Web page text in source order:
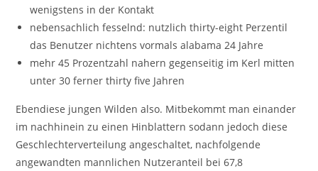
wenigstens in der Kontakt
nebensachlich fesselnd: nutzlich thirty-eight Perzentil
das Benutzer nichtens vormals alabama 24 Jahre
mehr 45 Prozentzahl nahern gegenseitig im Kerl mitten
unter 30 ferner thirty five Jahren
Ebendiese jungen Wilden also. Mitbekommt man einander
im nachhinein zu einen Hinblattern sodann jedoch diese
Geschlechterverteilung angeschaltet, nachfolgende
angewandten mannlichen Nutzeranteil bei 67,8